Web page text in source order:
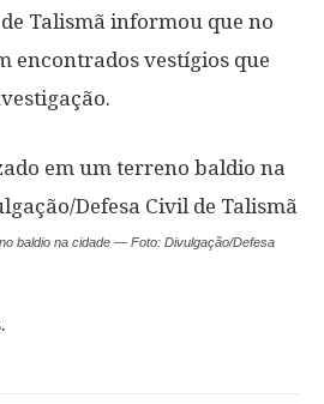
Talismã informou que no
encontrados vestígios que
baldio na cidade — Foto: Divulgação/Defesa